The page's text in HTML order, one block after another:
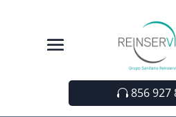
856 927